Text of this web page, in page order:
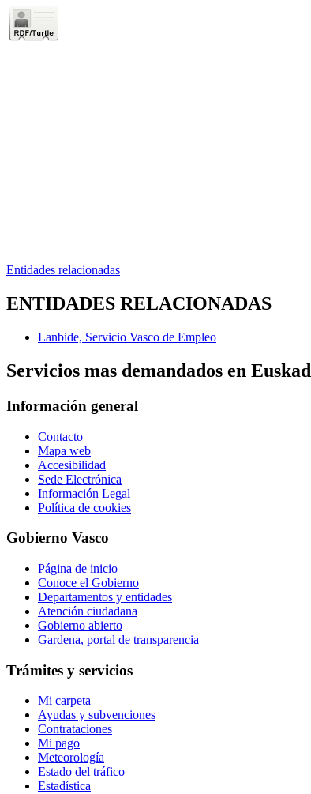
Entidades relacionadas
ENTIDADES RELACIONADAS
Lanbide, Servicio Vasco de Empleo
Servicios mas demandados en
Información general
Contacto
Mapa web
Accesibilidad
Sede Electrónica
Información Legal
Política de cookies
Gobierno Vasco
Página de inicio
Conoce el Gobierno
Departamentos y entidades
Atención ciudadana
Gobierno abierto
Gardena, portal de transparencia
Trámites y servicios
Mi carpeta
Ayudas y subvenciones
Contrataciones
Mi pago
Meteorología
Estado del tráfico
Estadística